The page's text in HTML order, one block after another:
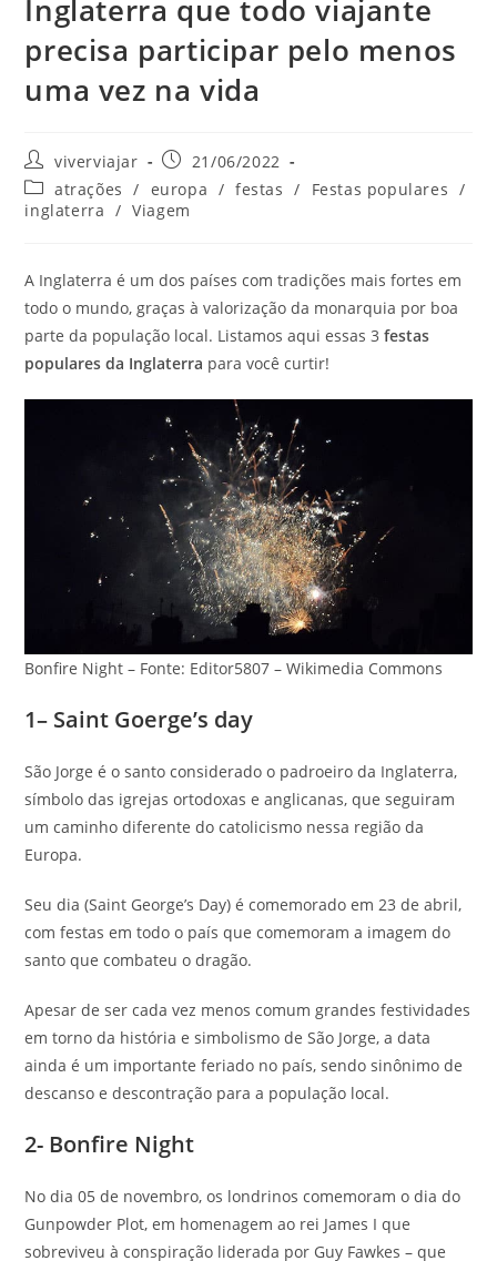
Inglaterra que todo viajante
precisa participar pelo menos
uma vez na vida
Autor
do
post:
viverviajar
Post
publicado:
21/06/2022
Categoria
do
atrações / europa / festas / Festas populares /
inglaterra / Viagem
A Inglaterra é um dos países com tradições mais fortes em
todo o mundo, graças à valorização da monarquia por boa
parte da população local. Listamos aqui essas 3festas
populares da Inglaterra para você curtir!
Bonfire Night – Fonte: Editor5807 – Wikimedia Commons
1– Saint Goerge’s day
São Jorge é o santo considerado o padroeiro da Inglaterra,
símbolo das igrejas ortodoxas e anglicanas, que seguiram
um caminho diferente do catolicismo nessa região da
Europa.
Seu dia (Saint George’s Day) é comemorado em 23 de abril,
com festas em todo o país que comemoram a imagem do
santo que combateu o dragão.
Apesar de ser cada vez menos comum grandes festividades
em torno da história e simbolismo de São Jorge, a data
ainda é um importante feriado no país, sendo sinônimo de
descanso e descontração para a população local.
2- Bonfire Night
No dia 05 de novembro, os londrinos comemoram o dia do
Gunpowder Plot, em homenagem ao rei James I que
sobreviveu à conspiração liderada por Guy Fawkes – que